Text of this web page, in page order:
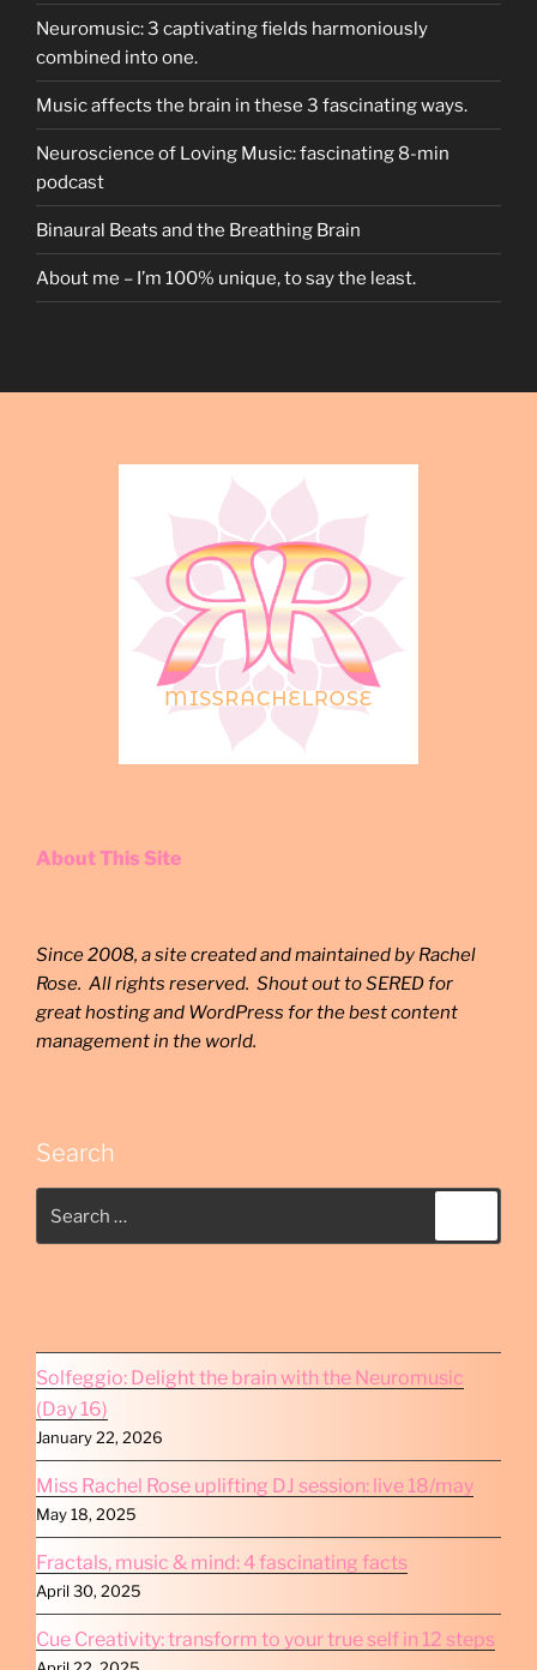
Neuromusic: 3 captivating fields harmoniously
combined into one.
Music affects the brain in these 3 fascinating ways.
Neuroscience of Loving Music: fascinating 8-min
podcast
Binaural Beats and the Breathing Brain
About me – I’m 100% unique, to say the least.
About This Site
Since 2008, a site created and maintained by Rachel
Rose. All rights reserved. Shout out to SERED for
great hosting and WordPress for the best content
management in the world.
Search
for:
Solfeggio: Delight the brain with the Neuromusic
(Day 16)
January 22, 2026
Miss Rachel Rose uplifting DJ session: live 18/may
May 18, 2025
Fractals, music & mind: 4 fascinating facts
April 30, 2025
Cue Creativity: transform to your true self in 12 steps